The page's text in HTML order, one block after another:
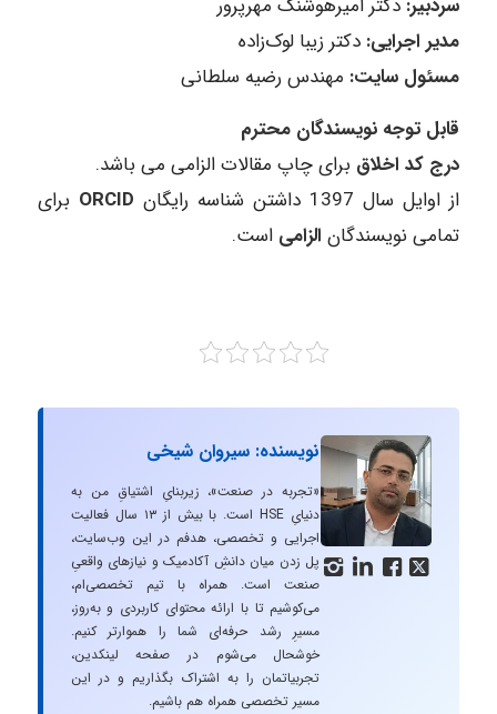
سردبیر: دکتر امیرهوشنگ مهرپرور
مدیر اجرایی: دکتر زیبا لوک‌زاده
مسئول سایت: مهندس رضیه سلطانی
قابل توجه نویسندگان محترم
درج کد اخلاق برای چاپ مقالات الزامی می باشد.
از اوایل سال 1397 داشتن شناسه رایگان
ORCID برای
تمامی نویسندگان الزامی است.
   
نویسنده: سیروان شیخی
«تجربه در صنعت»، زیربنایِ اشتیاقِ من به
دنیایِ HSE است. با بیش از ۱۳ سال فعالیت
اجرایی و تخصصی، هدفم در این وب‌سایت،
پل زدن میان دانشِ آکادمیک و نیازهای واقعیِ
صنعت است. همراه با تیم تخصصی‌ام،
می‌کوشیم تا با ارائه محتوای کاربردی و به‌روز،
مسیرِ رشد حرفه‌ای شما را هموارتر کنیم.
خوشحال می‌شوم در صفحه لینکدین،
تجربیاتمان را به اشتراک بگذاریم و در این
مسیر تخصصی همراه هم باشیم.